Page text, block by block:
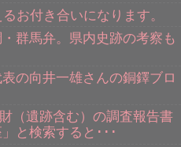
お付き合いになります。
群馬弁。県内史跡の考察も
の向井一雄さんの銅鐸ブロ
（遺跡含む）の調査報告書
と検索すると･･･